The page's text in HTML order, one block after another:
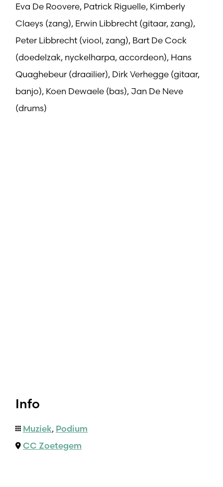
Eva De Roovere, Patrick Riguelle, Kimberly
Claeys (zang), Erwin Libbrecht (gitaar, zang),
Peter Libbrecht (viool, zang), Bart De Cock
(doedelzak, nyckelharpa, accordeon), Hans
Quaghebeur (draailier), Dirk Verhegge (gitaar,
banjo), Koen Dewaele (bas), Jan De Neve
(drums)
Info
Muziek, Podium
CC Zoetegem